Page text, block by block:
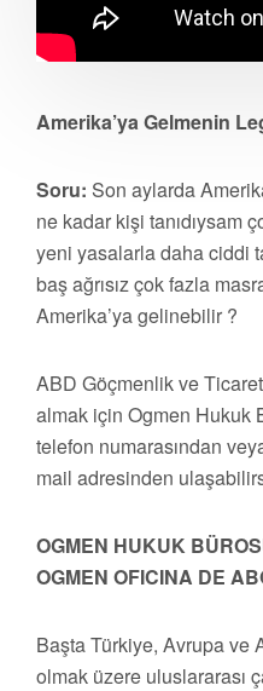
Amerika’ya Gelmenin
Soru: Son aylarda
ne kadar kişi tanıdıysam
yeni yasalarla daha ciddi
baş ağrısız çok fazla
Amerika’ya gelinebilir ?
ABD Göçmenlik ve
almak için Ogmen Hukuk
telefon numarasından
mail adresinden
OGMEN HUKUK
OGMEN OFICINA DE
Başta Türkiye, Avrupa ve
olmak üzere uluslararası